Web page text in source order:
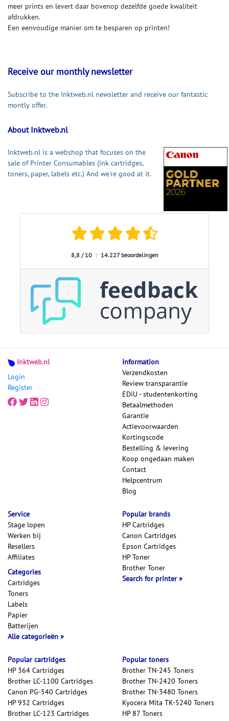
meer prints en levert daar bovenop dezelfde goede kwaliteit
afdrukken.
Een eenvoudige manier om te besparen op printen!
Receive our monthly newsletter
Subscribe to the Inktweb.nl newsletter and receive our fantastic
montly offer.
About Inktweb.nl
Inktweb.nl is a webshop that focuses on the
sale of Printer Consumables (ink cartridges,
toners, paper, labels etc.) And we're good at it.
8,8 / 10 | 14.227 beoordelingen
Inktweb.nl
Login
Register
Information
Verzendkosten
Review transparantie
EDiU - studentenkorting
Betaalmethoden
Garantie
Actievoorwaarden
Kortingscode
Bestelling & levering
Koop ongedaan maken
Contact
Helpcentrum
Blog
Service
Stage lopen
Werken bij
Resellers
Affiliates
Categories
Cartridges
Toners
Labels
Papier
Batterijen
Alle categorieën
Popular cartridges
HP 364 Cartridges
Brother LC-1100 Cartridges
Canon PG-540 Cartridges
HP 932 Cartridges
Brother LC-123 Cartridges
Popular toners
Brother TN-245 Toners
Brother TN-2420 Toners
Brother TN-3480 Toners
Kyocera Mita TK-5240 Toners
HP 87 Toners
Popular brands
HP Cartridges
Canon Cartridges
Epson Cartridges
HP Toner
Brother Toner
Search for printer